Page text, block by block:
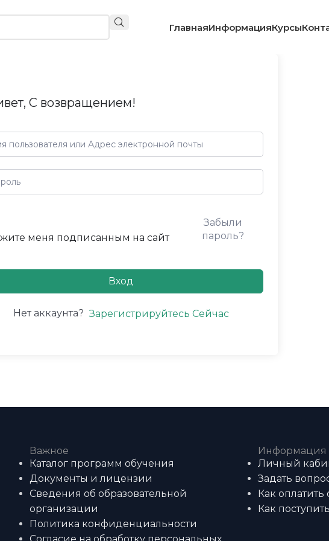
ГлавнаяИнформацияКурсы
С возвращением!
меня подписанным на сайт
Забыли
пароль?
Вход
Нет аккаунта? Зарегистрируйтесь Сейчас
Важное
Каталог программ обучения
Документы и лицензии
Сведения об образовательной
организации
Политика конфиденциальности
Информация
Личный
Задать
Как оплатить
Как